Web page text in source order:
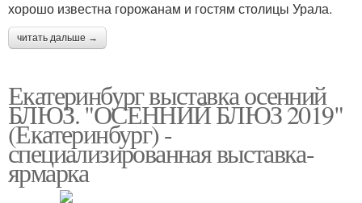
хорошо известна горожанам и гостям столицы Урала.
читать дальше →
Екатеринбург выставка осенний
БЛЮЗ. "ОСЕННИЙ БЛЮЗ 2019"
(Екатеринбург) -
специализированная выставка-
ярмарка